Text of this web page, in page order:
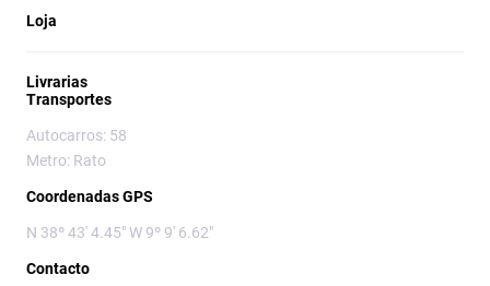
Loja
Livrarias
Transportes
Autocarros: 58
Metro: Rato
Coordenadas GPS
N 38º 43' 4.45" W 9º 9' 6.62"
Contacto